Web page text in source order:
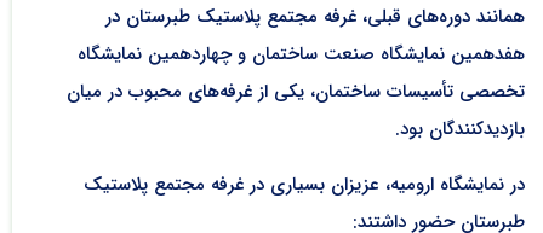
همانند دوره‌های قبلی، غرفه مجتمع پلاستیک طبرستان در
هفدهمین نمایشگاه صنعت ساختمان و چهاردهمین نمایشگاه
تخصصی تأسیسات ساختمان، یکی از غرفه‌های محبوب در میان
بازدیدکنندگان بود.
در نمایشگاه ارومیه، عزیزان بسیاری در غرفه مجتمع پلاستیک
طبرستان حضور داشتند: